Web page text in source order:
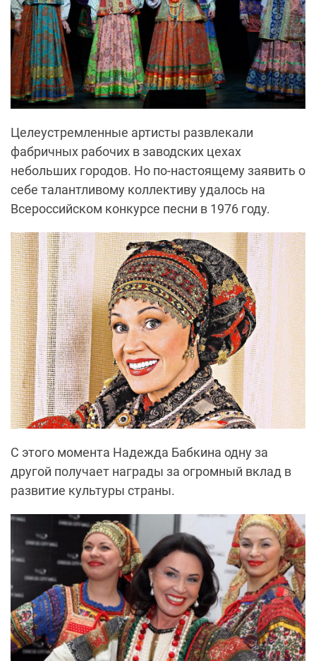
Целеустремленные артисты развлекали
фабричных рабочих в заводских цехах
небольших городов. Но по-настоящему заявить о
себе талантливому коллективу удалось на
Всероссийском конкурсе песни в 1976 году.
С этого момента Надежда Бабкина одну за
другой получает награды за огромный вклад в
развитие культуры страны.